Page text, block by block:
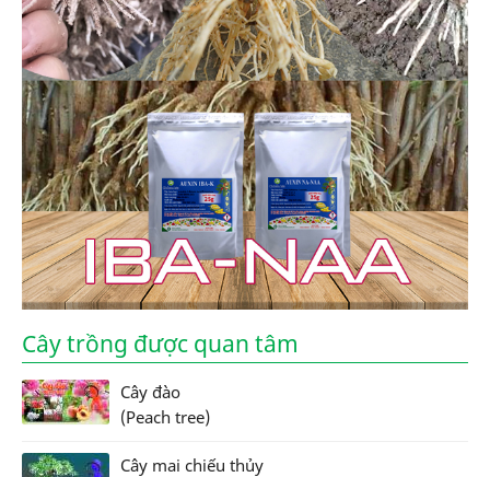
Cây trồng được quan tâm
Cây đào
(Peach tree)
Cây mai chiếu thủy